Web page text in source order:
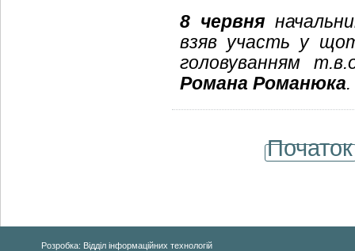
8 червня
взяв участь у
головуванням
Романа Романюка.
Початок
Розробка: Відділ інформаційних технологій